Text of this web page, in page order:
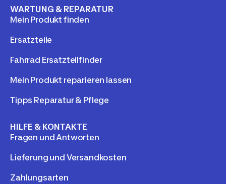
WARTUNG & REPARATUR
Mein Produkt finden
Ersatzteile
Fahrrad Ersatzteilfinder
Mein Produkt reparieren lassen
Tipps Reparatur & Pflege
HILFE & KONTAKTE
Fragen und Antworten
Lieferung und Versandkosten
Zahlungsarten